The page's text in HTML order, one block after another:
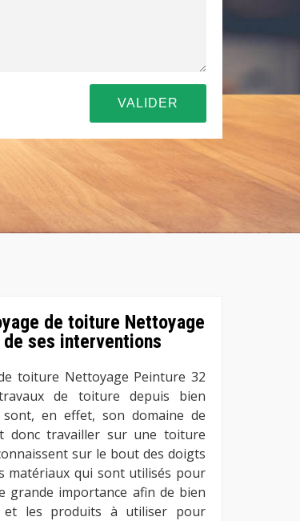
de toiture Nettoyage
ses interventions
toiture Nettoyage Peinture 32
de toiture depuis bien
en effet, son domaine de
donc travailler sur une toiture
sur le bout des doigts
matériaux qui sont utilisés pour
grande importance afin de bien
et les produits à utiliser pour